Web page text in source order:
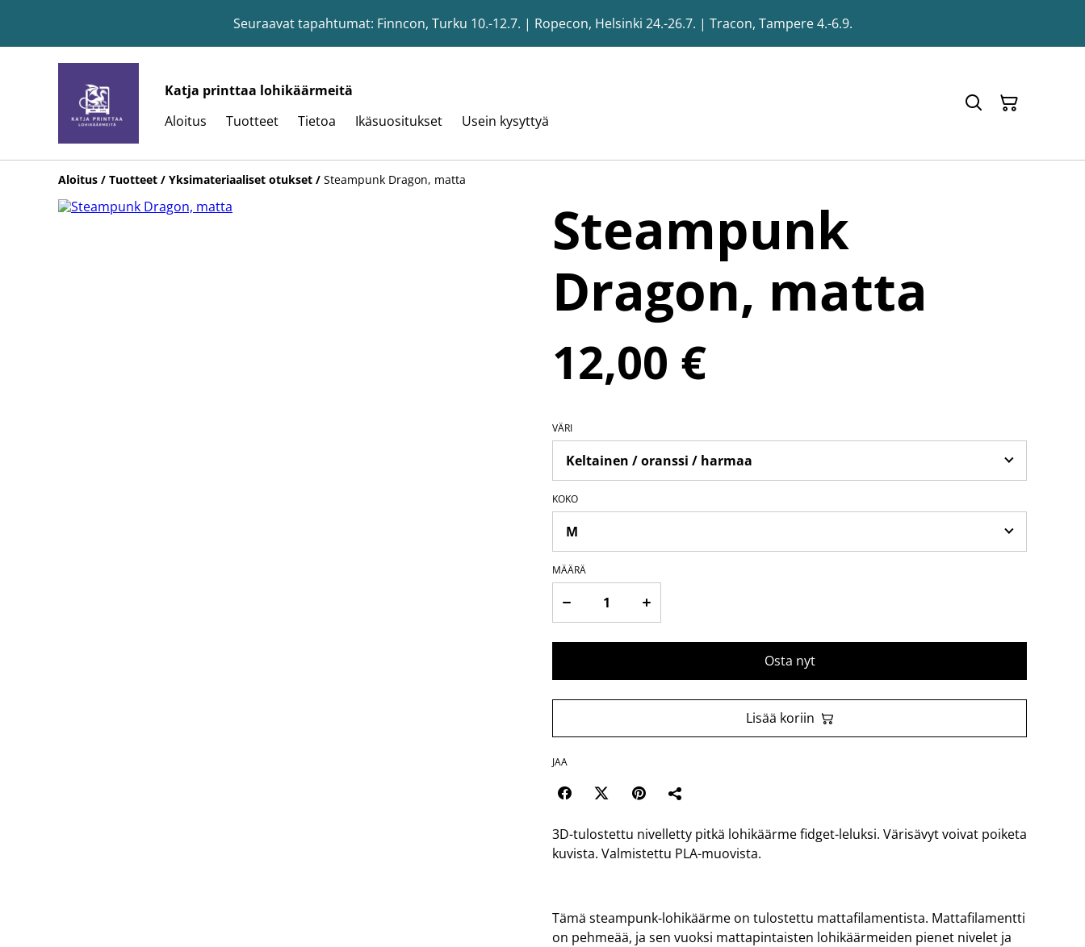
Seuraavat tapahtumat: Finncon, Turku 10.-12.7. | Ropecon, Helsinki 24.-26.7. | Tracon, Tampere 4.-6.9.
Katja printtaa lohikäärmeitä
Aloitus
Tuotteet Tietoa Ikäsuositukset Usein kysyttyä
Aloitus / Tuotteet / Yksimateriaaliset otukset / Steampunk Dragon, matta
Steampunk
Dragon, matta
12,00 €
VÄRI
KOKO
MÄÄRÄ
Osta nyt
Lisää koriin
JAA
3D-tulostettu nivelletty pitkä lohikäärme fidget-leluksi. Värisävyt voivat poiketa
kuvista. Valmistettu PLA-muovista.
Tämä steampunk-lohikäärme on tulostettu mattafilamentista. Mattafilamentti
on pehmeää, ja sen vuoksi mattapintaisten lohikäärmeiden pienet nivelet ja